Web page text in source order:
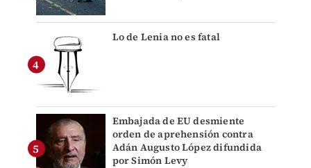
Lo de Lenia no es fatal
Embajada de EU desmiente
orden de aprehensión contra
Adán Augusto López difundida
por Simón Levy